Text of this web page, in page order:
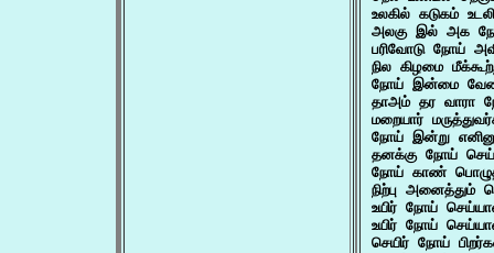
உலகில் கடுகம்
அலகு இல் அக
பரிவோடு நோய்
நில கிழமை
நோய் இன்மை
தாஅம் தர வாரா
மறையார்
நோய் இன்று
தனக்கு நோய்
நோய் காண்
நிற்பு அனைத்தும்
உயிர் நோய்
உயிர் நோய்
செயிர் நோய்